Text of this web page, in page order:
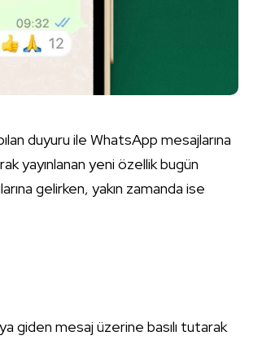
duyuru ile WhatsApp mesajlarına
yayınlanan yeni özellik bugün
gelirken, yakın zamanda ise
giden mesaj üzerine basılı tutarak